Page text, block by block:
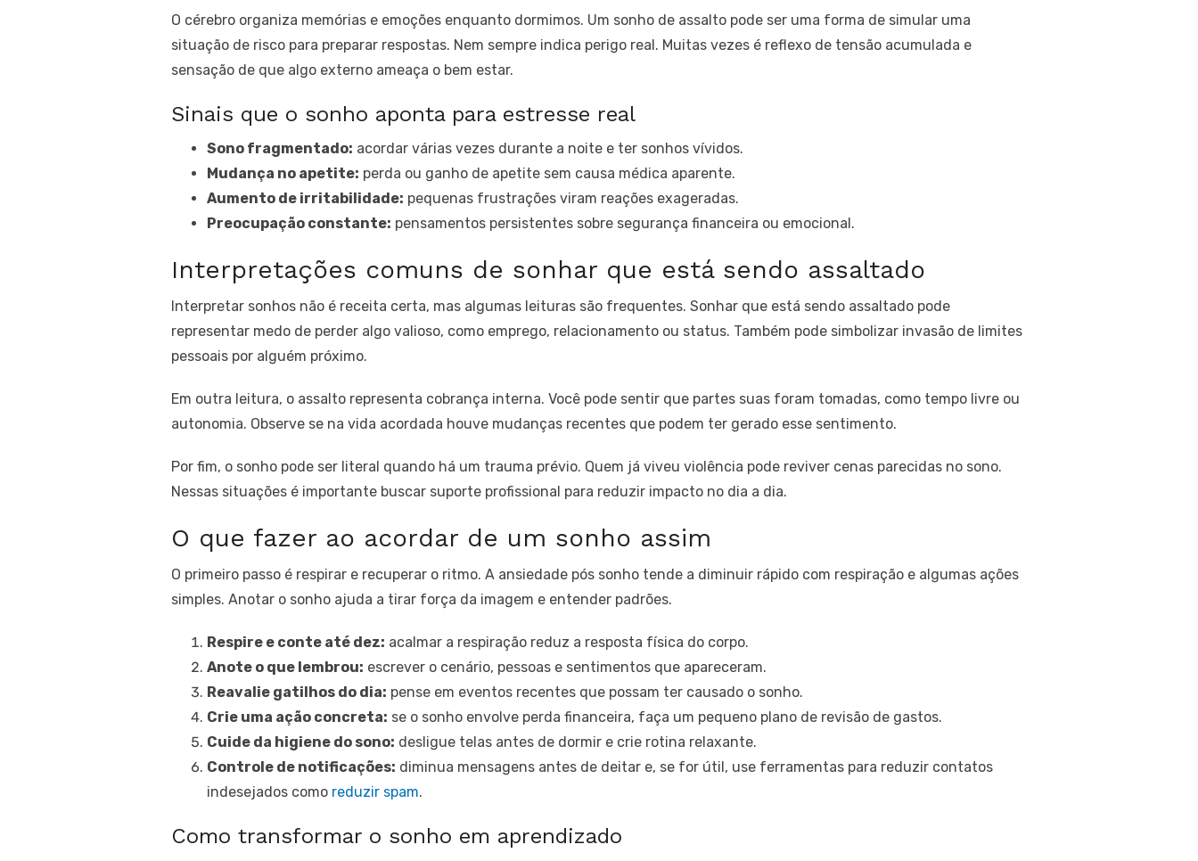
O cérebro organiza memórias e emoções enquanto dormimos. Um sonho de assalto pode ser uma forma de simular uma
situação de risco para preparar respostas. Nem sempre indica perigo real. Muitas vezes é reflexo de tensão acumulada e
sensação de que algo externo ameaça o bem estar.
Sinais que o sonho aponta para estresse real
Sono fragmentado: acordar várias vezes durante a noite e ter sonhos vívidos.
Mudança no apetite: perda ou ganho de apetite sem causa médica aparente.
Aumento de irritabilidade: pequenas frustrações viram reações exageradas.
Preocupação constante: pensamentos persistentes sobre segurança financeira ou emocional.
Interpretações comuns de sonhar que está sendo assaltado
Interpretar sonhos não é receita certa, mas algumas leituras são frequentes. Sonhar que está sendo assaltado pode
representar medo de perder algo valioso, como emprego, relacionamento ou status. Também pode simbolizar invasão de limites
pessoais por alguém próximo.
Em outra leitura, o assalto representa cobrança interna. Você pode sentir que partes suas foram tomadas, como tempo livre ou
autonomia. Observe se na vida acordada houve mudanças recentes que podem ter gerado esse sentimento.
Por fim, o sonho pode ser literal quando há um trauma prévio. Quem já viveu violência pode reviver cenas parecidas no sono.
Nessas situações é importante buscar suporte profissional para reduzir impacto no dia a dia.
O que fazer ao acordar de um sonho assim
O primeiro passo é respirar e recuperar o ritmo. A ansiedade pós sonho tende a diminuir rápido com respiração e algumas ações
simples. Anotar o sonho ajuda a tirar força da imagem e entender padrões.
Respire e conte até dez: acalmar a respiração reduz a resposta física do corpo.
Anote o que lembrou: escrever o cenário, pessoas e sentimentos que apareceram.
Reavalie gatilhos do dia: pense em eventos recentes que possam ter causado o sonho.
Crie uma ação concreta: se o sonho envolve perda financeira, faça um pequeno plano de revisão de gastos.
Cuide da higiene do sono: desligue telas antes de dormir e crie rotina relaxante.
Controle de notificações: diminua mensagens antes de deitar e, se for útil, use ferramentas para reduzir contatos
indesejados como reduzir spam.
Como transformar o sonho em aprendizado